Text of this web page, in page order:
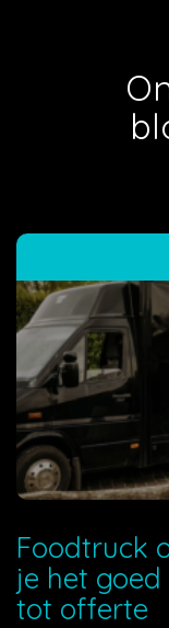
Foodtruck
je het
tot offerte